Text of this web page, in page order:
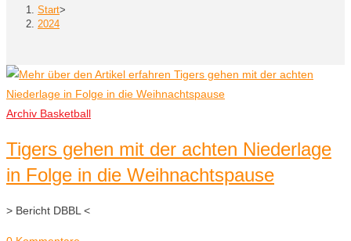
Start>
2024
Archiv Basketball
Tigers gehen mit der achten Niederlage
in Folge in die Weihnachtspause
> Bericht DBBL <